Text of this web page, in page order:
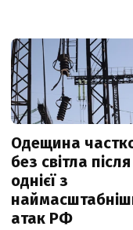
Одещина
без світла після
однієї з
атак РФ